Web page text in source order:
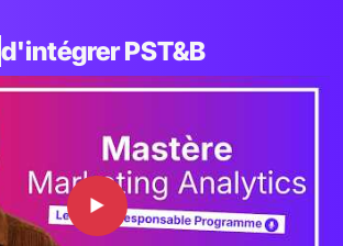
d'intégrer PST&B